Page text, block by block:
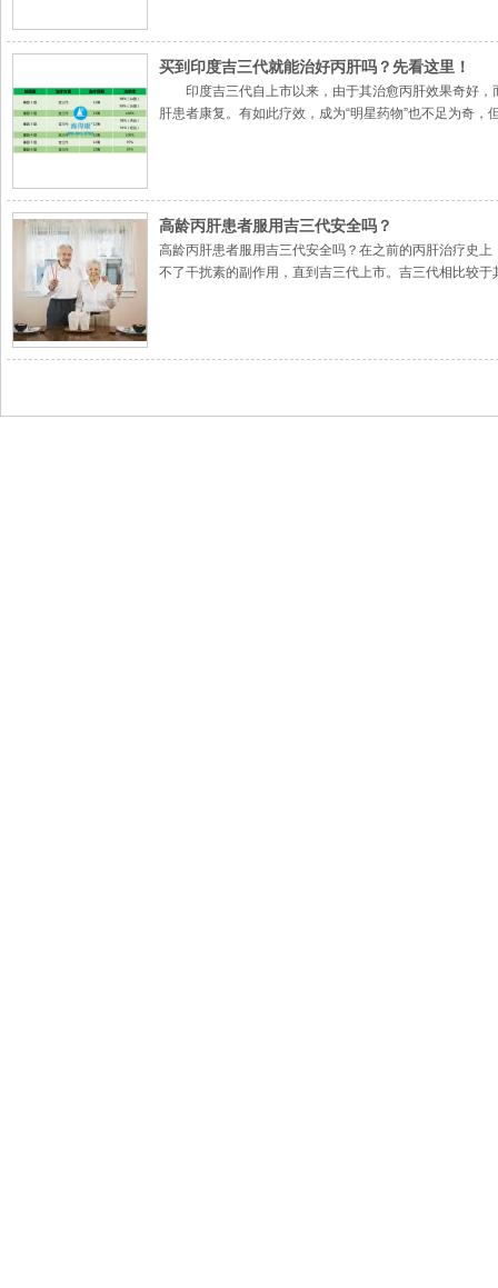
买到印度吉三代就能治好丙肝吗？先看这里！
印度吉三代自上市以来，由于其治愈丙肝效果奇好，
肝患者康复。有如此疗效，成为“明星药物”也不足为奇
高龄丙肝患者服用吉三代安全吗？
高龄丙肝患者服用吉三代安全吗？在之前的丙肝治疗史
不了干扰素的副作用，直到吉三代上市。吉三代相比较